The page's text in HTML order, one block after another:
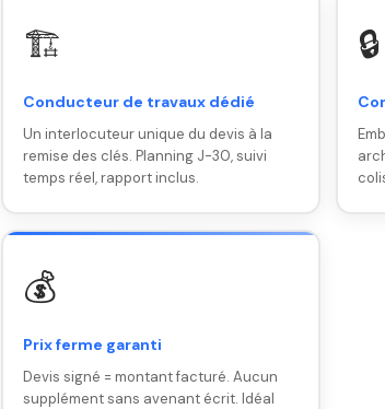
🏗️
Conducteur de travaux dédié
Un interlocuteur unique du devis à la
remise des clés. Planning J-30, suivi
temps réel, rapport inclus.
🔒
💰
Prix ferme garanti
Devis signé = montant facturé. Aucun
supplément sans avenant écrit. Idéal